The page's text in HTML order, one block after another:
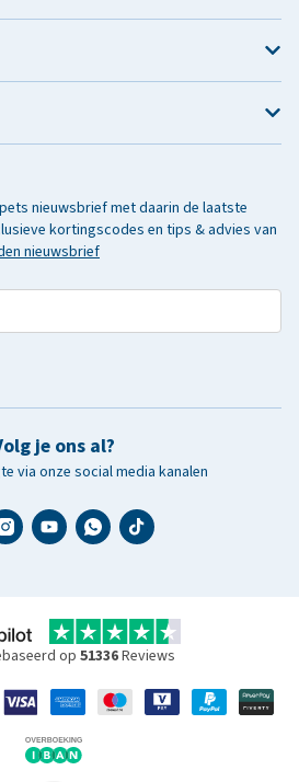
nieuwsbrief met daarin de laatste
kortingscodes en tips & advies van
nieuwsbrief
je ons al?
via onze social media kanalen
op 51336Reviews